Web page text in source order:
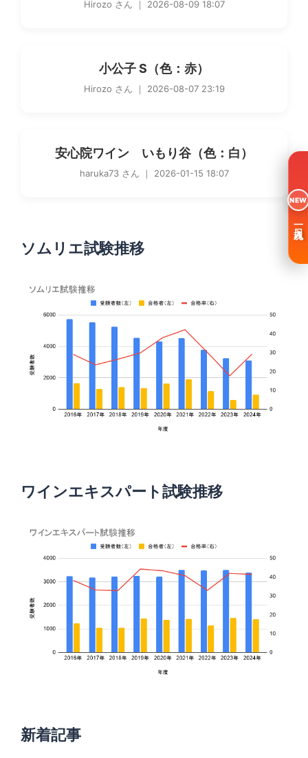
Hirozo さん ｜ 2026-08-09 18:07
小公子 S（色：赤）
Hirozo さん ｜ 2026-08-07 23:19
安心院ワイン いもり谷（色：白）
haruka73 さん ｜ 2026-01-15 18:07
ソムリエ試験推移
ワインエキスパート試験推移
新着記事
NEW